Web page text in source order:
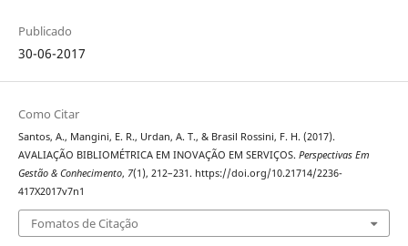
Publicado
30-06-2017
Como Citar
Santos, A., Mangini, E. R., Urdan, A. T., & Brasil Rossini, F. H. (2017).
AVALIAÇÃO BIBLIOMÉTRICA EM INOVAÇÃO EM SERVIÇOS. Perspectivas Em
Gestão & Conhecimento, 7(1), 212–231. https://doi.org/10.21714/2236-
417X2017v7n1
Fomatos de Citação